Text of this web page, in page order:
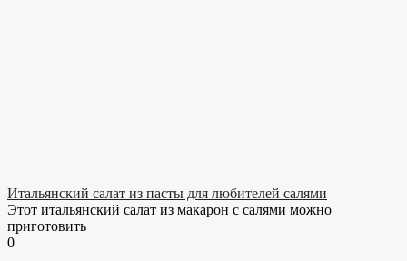
Итальянский салат из пасты для любителей салями
Этот итальянский салат из макарон с салями можно
приготовить
0